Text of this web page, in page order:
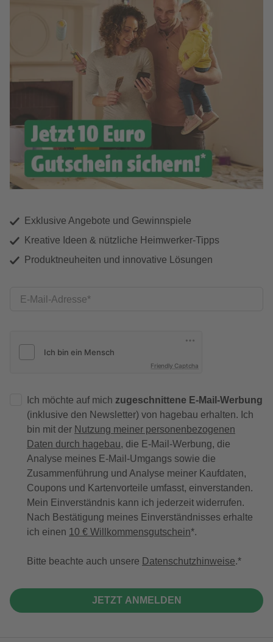
Exklusive Angebote und Gewinnspiele
Kreative Ideen & nützliche Heimwerker-Tipps
Produktneuheiten und innovative Lösungen
E-Mail-Adresse
Friendly Captcha
Ich möchte auf mich zugeschnittene E-Mail-Werbung
(inklusive den Newsletter) von hagebau erhalten. Ich
bin mit der Nutzung meiner personenbezogenen
Daten durch hagebau, die E-Mail-Werbung, die
Analyse meines E-Mail-Umgangs sowie die
Zusammenführung und Analyse meiner Kaufdaten,
Coupons und Kartenvorteile umfasst, einverstanden.
Mein Einverständnis kann ich jederzeit widerrufen.
Nach Bestätigung meines Einverständnisses erhalte
ich einen 10 € Willkommensgutschein*.
Bitte beachte auch unsere Datenschutzhinweise.
JETZT ANMELDEN